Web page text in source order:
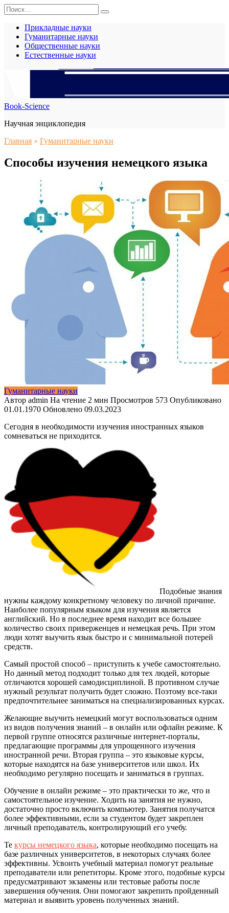
Перейти
к
содержанию
Search
for:
Прикладные науки
Гуманитарные науки
Общественные науки
Естественные науки
Book-Science
Научная энциклопедия
Главная » Гуманитарные науки
Способы изучения немецкого языка
Гуманитарные науки
Автор admin На чтение 2 мин Просмотров 573 Опубликовано
01.01.1970 Обновлено 09.03.2023
Сегодня в необходимости изучения иностранных языков
сомневаться не приходится.
Подобные знания
нужны каждому конкретному человеку по личной причине.
Наиболее популярным языком для изучения является
английский. Но в последнее время находит все большее
количество своих приверженцев и немецкая речь. При этом
люди хотят выучить язык быстро и с минимальной потерей
средств.
Самый простой способ – приступить к учебе самостоятельно.
Но данный метод подходит только для тех людей, которые
отличаются хорошей самодисциплиной. В противном случае
нужный результат получить будет сложно. Поэтому все-таки
предпочтительнее заниматься на специализированных курсах.
Желающие выучить немецкий могут воспользоваться одним
из видов получения знаний – в онлайн или офлайн режиме. К
первой группе относятся различные интернет-порталы,
предлагающие программы для упрощенного изучения
иностранной речи. Вторая группа – это языковые курсы,
которые находятся на базе университетов или школ. Их
необходимо регулярно посещать и заниматься в группах.
Обучение в онлайн режиме – это практически то же, что и
самостоятельное изучение. Ходить на занятия не нужно,
достаточно просто включить компьютер. Занятия получатся
более эффективными, если за студентом будет закреплен
личный преподаватель, контролирующий его учебу.
Те курсы немецкого языка, которые необходимо посещать на
базе различных университетов, в некоторых случаях более
эффективны. Усвоить учебный материал помогут реальные
преподаватели или репетиторы. Кроме этого, подобные курсы
предусматривают экзамены или тестовые работы после
завершения обучения. Они помогают закрепить пройденный
материал и выявить уровень полученных знаний.